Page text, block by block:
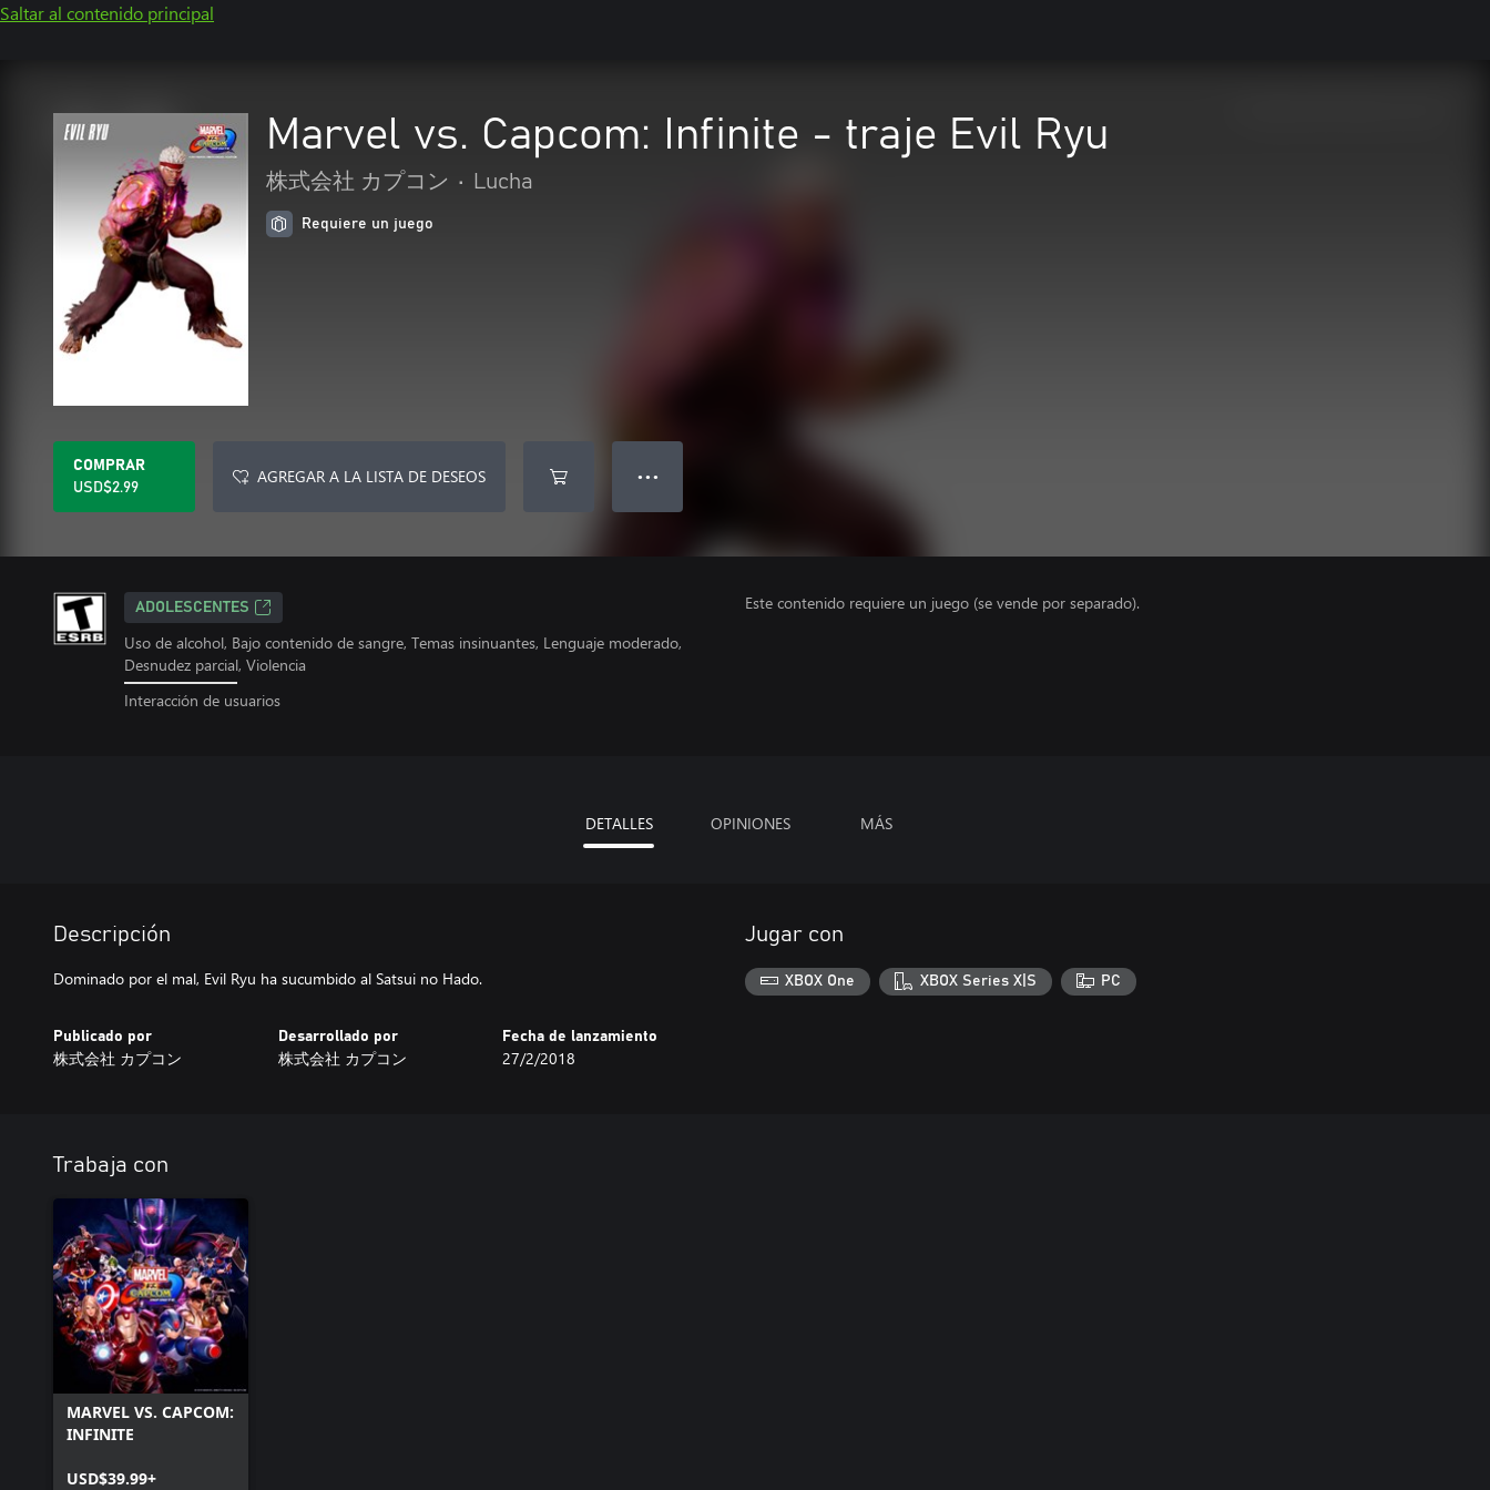
Saltar al contenido principal
Marvel vs. Capcom: Infinite - traje Evil Ryu
株式会社 カプコン • Lucha
Requiere un juego
COMPRAR
USD$2.99
AGREGAR A LA LISTA DE DESEOS ● ● ●
ADOLESCENTES
Uso de alcohol, Bajo contenido de sangre, Temas insinuantes, Lenguaje moderado,
Desnudez parcial, Violencia
Interacción de usuarios
Este contenido requiere un juego (se vende por separado).
DETALLES OPINIONES MÁS
Descripción
Dominado por el mal, Evil Ryu ha sucumbido al Satsui no Hado.
Publicado por
株式会社 カプコン
Desarrollado por
株式会社 カプコン
Fecha de lanzamiento
27/2/2018
Jugar con
XBOX One XBOX Series X|S PC
Trabaja con
MARVEL VS. CAPCOM:
INFINITE
USD$39.99+